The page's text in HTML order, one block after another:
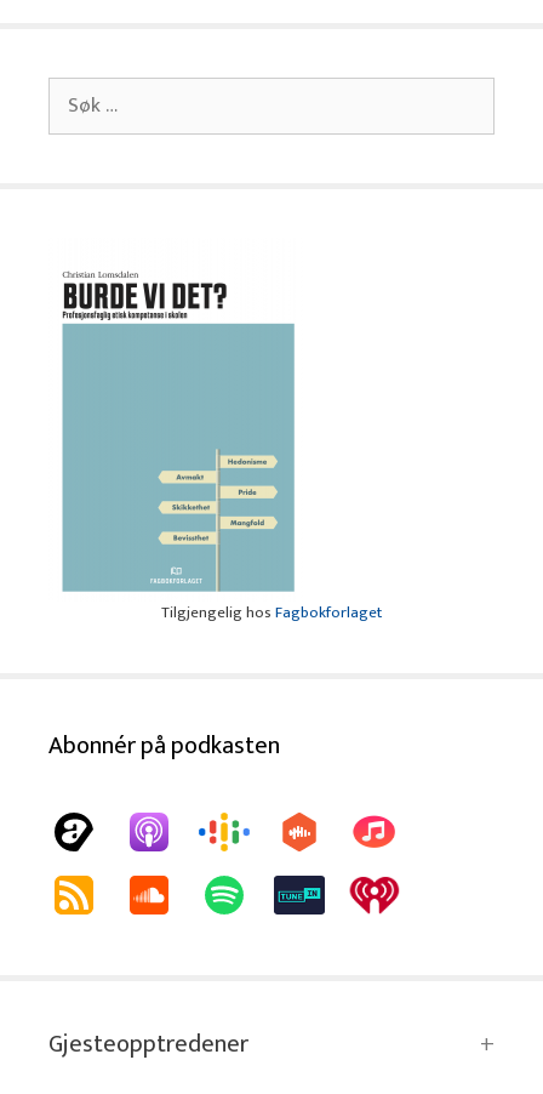
Søk
etter:
Tilgjengelig hosFagbokforlaget
Abonnér på podkasten
Gjesteopptredener